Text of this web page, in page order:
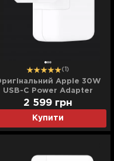
(1)
Apple 30W
USB-C Power Adapter
(MR2A2)
Купити
2 599 грн